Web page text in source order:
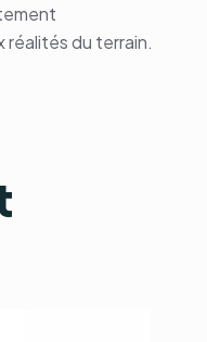
du terrain.